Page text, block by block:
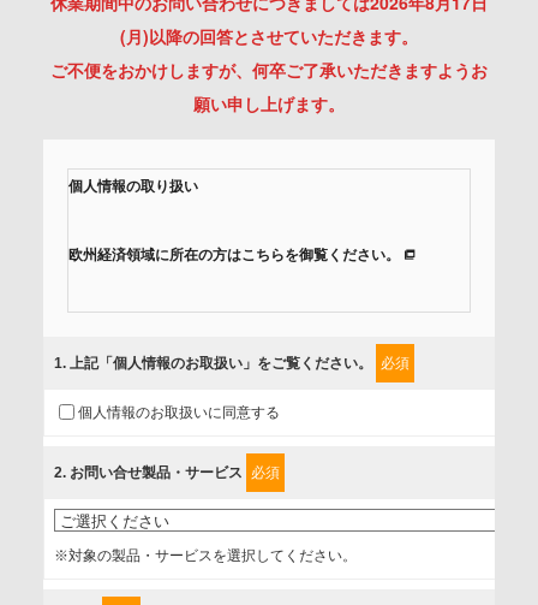
(月)以降の回答とさせていただきます。
ご不便をおかけしますが、何卒ご了承いただきますようお
願い申し上げます。
個人情報の取り扱い
欧州経済領域に所在の方はこちらを御覧ください。
組みを行っています。
に取扱い、これらで定める範囲内で、サービスの提供やご案
内等のために利用させていただいております。
情報を提供されるお客様（本人）に対して、情報の収集目
的、管理者、提供の有無、情報提供の任意性や権利について
確認し、当社への情報提供がお客様の懸念にならないよう
1. 上記「個人情報のお取扱い」をご覧ください。 必須
個人情報のお取扱いに同意する
2. お問い合せ製品・サービス 必須
※対象の製品・サービスを選択してください。